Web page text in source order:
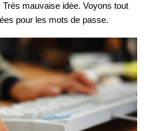
mauvaise idée. Voyons tout
pour les mots de passe.